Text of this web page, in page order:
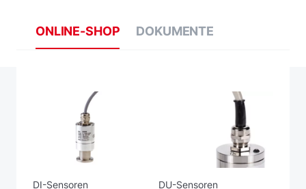
ONLINE-SHOP DOKUMENTE
DI-Sensoren
DU-Sensoren